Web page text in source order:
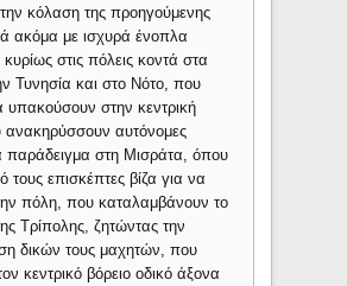
κόλαση της προηγούμενης
ακόμα με ισχυρά ένοπλα
στις πόλεις κοντά στα
Τυνησία και στο Νότο, που
υπακούσουν στην κεντρική
ανακηρύσσουν αυτόνομες
παράδειγμα στη Μισράτα, όπου
τους επισκέπτες βίζα για να
πόλη, που καταλαμβάνουν το
Τρίπολης, ζητώντας την
δικών τους μαχητών, που
κεντρικό βόρειο οδικό άξονα